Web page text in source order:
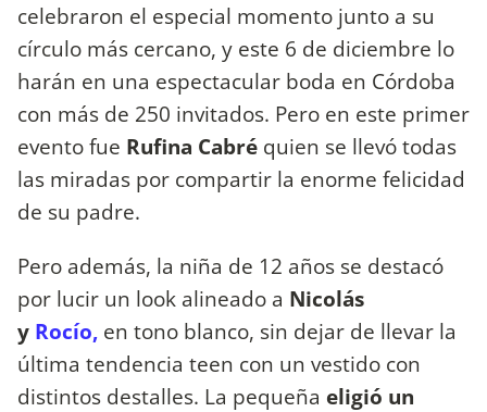
celebraron el especial momento junto a su
círculo más cercano, y este 6 de diciembre lo
harán en una espectacular boda en Córdoba
con más de 250 invitados. Pero en este primer
evento fue Rufina Cabré quien se llevó todas
las miradas por compartir la enorme felicidad
de su padre.
Pero además, la niña de 12 años se destacó
por lucir un look alineado a Nicolás
y Rocío, en tono blanco, sin dejar de llevar la
última tendencia teen con un vestido con
distintos destalles. La pequeña eligió un